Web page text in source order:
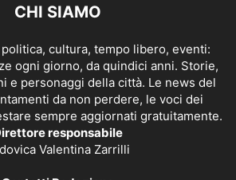
CHI SIAMO
cultura, tempo libero, eventi:
ogni giorno, da quindici anni. Storie,
e personaggi della città. Le news del
da non perdere, le voci dei
sempre aggiornati gratuitamente.
responsabile
Valentina Zarrilli